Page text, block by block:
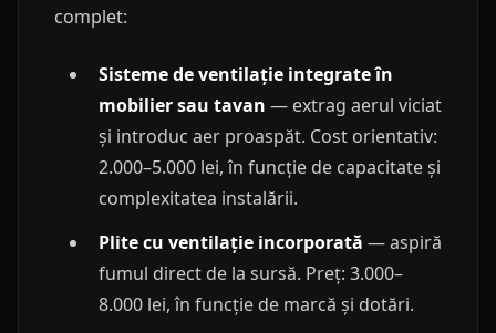
complet:
Sisteme de ventilație integrate în
mobilier sau tavan — extrag aerul viciat
și introduc aer proaspăt. Cost orientativ:
2.000–5.000 lei, în funcție de capacitate și
complexitatea instalării.
Plite cu ventilație incorporată — aspiră
fumul direct de la sursă. Preț: 3.000–
8.000 lei, în funcție de marcă și dotări.